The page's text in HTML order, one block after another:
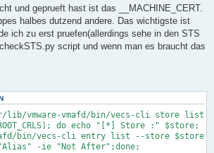
und geprueft hast ist das __MACHINE_CERT.
halbes dutzend andere. Das wichtigste ist
ich zu erst pruefen(allerdings sehe in den STS
script und wenn man es braucht das
vmware-vmafd/bin/vecs-cli store list
do echo "[*] Store :" $store;
bin/vecs-cli entry list --store $store
-ie "Not After";done;